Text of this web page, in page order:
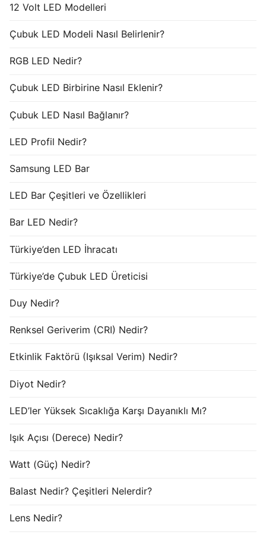
12 Volt LED Modelleri
Çubuk LED Modeli Nasıl Belirlenir?
RGB LED Nedir?
Çubuk LED Birbirine Nasıl Eklenir?
Çubuk LED Nasıl Bağlanır?
LED Profil Nedir?
Samsung LED Bar
LED Bar Çeşitleri ve Özellikleri
Bar LED Nedir?
Türkiye’den LED İhracatı
Türkiye’de Çubuk LED Üreticisi
Duy Nedir?
Renksel Geriverim (CRI) Nedir?
Etkinlik Faktörü (Işıksal Verim) Nedir?
Diyot Nedir?
LED’ler Yüksek Sıcaklığa Karşı Dayanıklı Mı?
Işık Açısı (Derece) Nedir?
Watt (Güç) Nedir?
Balast Nedir? Çeşitleri Nelerdir?
Lens Nedir?